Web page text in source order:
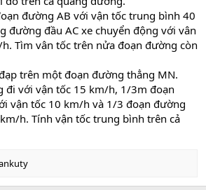
đường AB với vận tốc trung bình 40
đường đầu AC xe chuyển động với vân
Tìm vân tốc trên nửa đoạn đường còn
trên một đoạn đường thẳng MN.
đi với vận tốc 15 km/h, 1/3m đoạn
vận tốc 10 km/h và 1/3 đoạn đường
h. Tính vận tốc trung bình trên cả